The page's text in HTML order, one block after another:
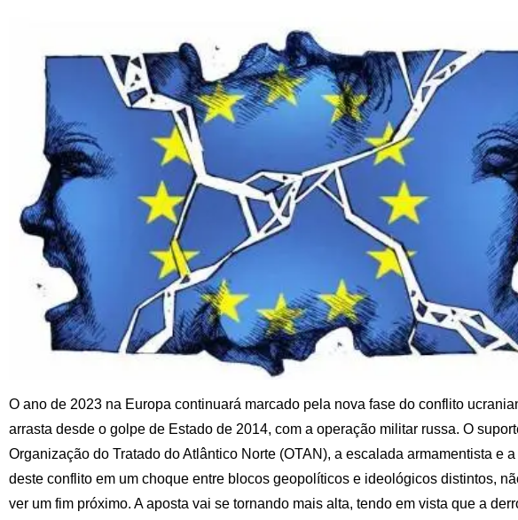
O ano de 2023 na Europa continuará marcado pela nova fase do conflito
arrasta desde o golpe de Estado de 2014, com a operação militar russa. O
Organização do Tratado do Atlântico Norte (OTAN), a escalada armamentista e
deste conflito em um choque entre blocos geopolíticos e ideológicos distintos,
ver um fim próximo. A aposta vai se tornando mais alta, tendo em vista que a